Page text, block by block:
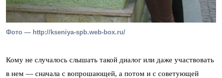
Фото — http://kseniya-spb.web-box.ru/
Кому не случалось слышать такой диалог или даже участвовать
в нем — сначала с вопрошающей, а потом и с советующей